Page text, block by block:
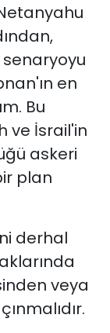
en
Bu
ve İsrail'in
askeri
plan
derhal
veya